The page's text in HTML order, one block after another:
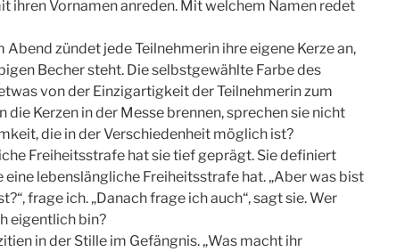
ihren Vornamen anreden. Mit welchem Namen redet
Abend zündet jede Teilnehmerin ihre eigene Kerze an,
Becher steht. Die selbstgewählte Farbe des
von der Einzigartigkeit der Teilnehmerin zum
die Kerzen in der Messe brennen, sprechen sie nicht
die in der Verschiedenheit möglich ist?
Freiheitsstrafe hat sie tief geprägt. Sie definiert
eine lebenslängliche Freiheitsstrafe hat. „Aber was bist
frage ich. „Danach frage ich auch“, sagt sie. Wer
eigentlich bin?
in der Stille im Gefängnis. „Was macht ihr